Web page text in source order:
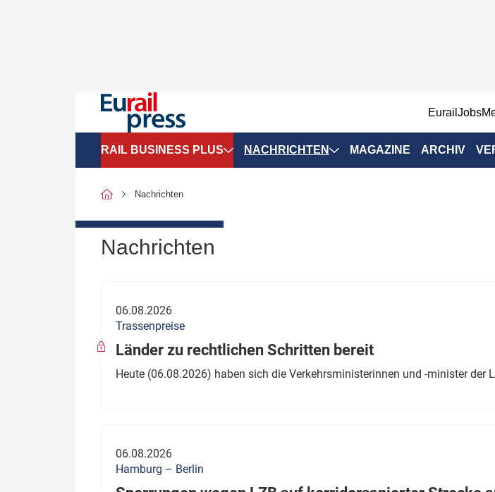
EurailJobs
RAIL BUSINESS PLUS
SPNV-Marktdaten
Politik
wen?
Thema des Monats
NACHRICHTEN MAGAZINE ARCHIV
Nachrichten
Nachrichten
06.08.2026
Trassenpreise
Länder zu rechtlichen Schritten bereit
Heute (06.08.2026) haben sich die Verkehrsministerinnen und -minister
06.08.2026
Hamburg – Berlin